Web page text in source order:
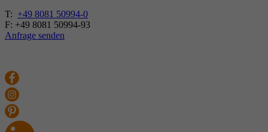
T: +49 8081 50994-0
F: +49 8081 50994-93
Anfrage senden